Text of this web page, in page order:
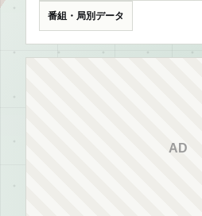
番組・局別データ
AD